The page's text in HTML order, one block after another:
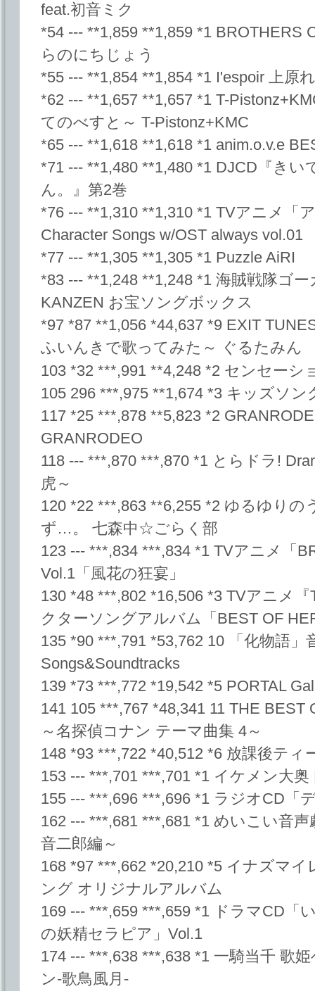
feat.初音ミク
*54 --- **1,859 **1,859 *1 BROTHERS
らのにちじょう
*55 --- **1,854 **1,854 *1 I'espoir 上原
*62 --- **1,657 **1,657 *1 T-
てのべすと～ T-Pistonz+KMC
*65 --- **1,618 **1,618 *1 anim.o.v.e
*71 --- **1,480 **1,480 *1 DJCD『き
ん。』第2巻
*76 --- **1,310 **1,310 *1 TVアニメ「
Character Songs w/OST always vol.01
*77 --- **1,305 **1,305 *1 Puzzle AiRI
*83 --- **1,248 **1,248 *1 海賊戦隊ゴ
KANZEN お宝ソングボックス
*97 *87 **1,056 *44,637 *9 EXIT
ふいんきで歌ってみた～ ぐるたみん
103 *32 ***,991 **4,248 *2 センセーシ
105 296 ***,975 **1,674 *3 キッズソ
117 *25 ***,878 **5,823 *2
GRANRODEO
118 --- ***,870 ***,870 *1 とらドラ!
虎～
120 *22 ***,863 **6,255 *2 ゆるゆり
ず…。 七森中☆ごらく部
123 --- ***,834 ***,834 *1 TVアニメ「
Vol.1「風花の狂宴」
130 *48 ***,802 *16,506 *3 TVアニメ
クターソングアルバム「BEST OF
135 *90 ***,791 *53,762 10 「化物語」
Songs&Soundtracks
139 *73 ***,772 *19,542 *5 PORTAL
141 105 ***,767 *48,341 11 THE BEST
～名探偵コナン テーマ曲集 4～
148 *93 ***,722 *40,512 *6 放課後ティ
153 --- ***,701 ***,701 *1 イケメン大
155 --- ***,696 ***,696 *1 ラジオCD「
162 --- ***,681 ***,681 *1 めいこい音
音二郎編～
168 *97 ***,662 *20,210 *5 イナズマ
ング オリジナルアルバム
169 --- ***,659 ***,659 *1 ドラマCD「
の妖精セラピア」Vol.1
174 --- ***,638 ***,638 *1 一騎当千 歌
ン-歌鳥風月-